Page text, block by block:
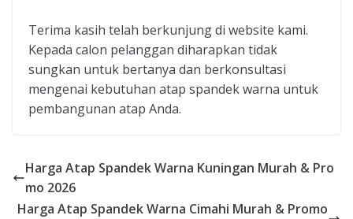
Terima kasih telah berkunjung di website kami.
Kepada calon pelanggan diharapkan tidak
sungkan untuk bertanya dan berkonsultasi
mengenai kebutuhan atap spandek warna untuk
pembangunan atap Anda.
Harga Atap Spandek Warna Kuningan Murah & Pro
mo 2026
Harga Atap Spandek Warna Cimahi Murah & Promo